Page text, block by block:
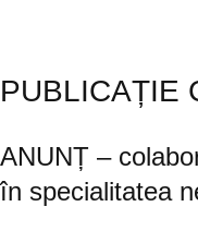
PUBLICAȚIE
ANUNȚ –
în specialitatea